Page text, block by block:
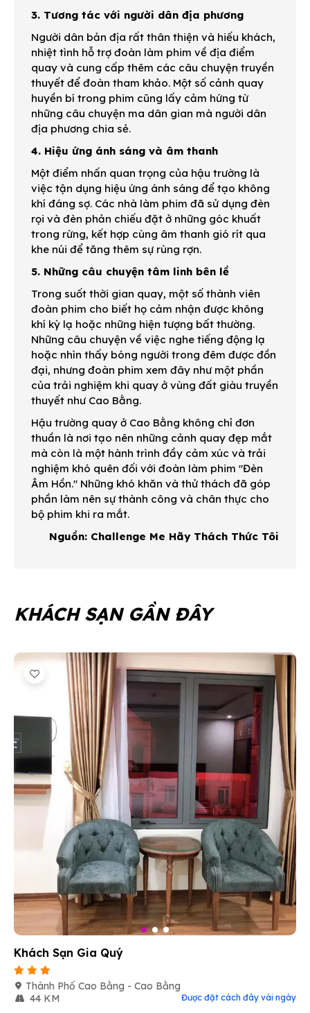
3. Tương tác với người dân địa phương
Người dân bản địa rất thân thiện và hiếu khách,
nhiệt tình hỗ trợ đoàn làm phim về địa điểm
quay và cung cấp thêm các câu chuyện truyền
thuyết để đoàn tham khảo. Một số cảnh quay
huyền bí trong phim cũng lấy cảm hứng từ
những câu chuyện ma dân gian mà người dân
địa phương chia sẻ.
4. Hiệu ứng ánh sáng và âm thanh
Một điểm nhấn quan trọng của hậu trường là
việc tận dụng hiệu ứng ánh sáng để tạo không
khí đáng sợ. Các nhà làm phim đã sử dụng đèn
rọi và đèn phản chiếu đặt ở những góc khuất
trong rừng, kết hợp cùng âm thanh gió rít qua
khe núi để tăng thêm sự rùng rợn.
5. Những câu chuyện tâm linh bên lề
Trong suốt thời gian quay, một số thành viên
đoàn phim cho biết họ cảm nhận được không
khí kỳ lạ hoặc những hiện tượng bất thường.
Những câu chuyện về việc nghe tiếng động lạ
hoặc nhìn thấy bóng người trong đêm được đồn
đại, nhưng đoàn phim xem đây như một phần
của trải nghiệm khi quay ở vùng đất giàu truyền
thuyết như Cao Bằng.
Hậu trường quay ở Cao Bằng không chỉ đơn
thuần là nơi tạo nên những cảnh quay đẹp mắt
mà còn là một hành trình đầy cảm xúc và trải
nghiệm khó quên đối với đoàn làm phim "Đèn
Âm Hồn." Những khó khăn và thử thách đã góp
phần làm nên sự thành công và chân thực cho
bộ phim khi ra mắt.
Nguồn: Challenge Me Hãy Thách Thức Tôi
KHÁCH SẠN GẦN ĐÂY
Khách Sạn Gia Quý
Thành Phố Cao Bằng - Cao Bằng
44 KM
Được đặt cách đây vài ngày